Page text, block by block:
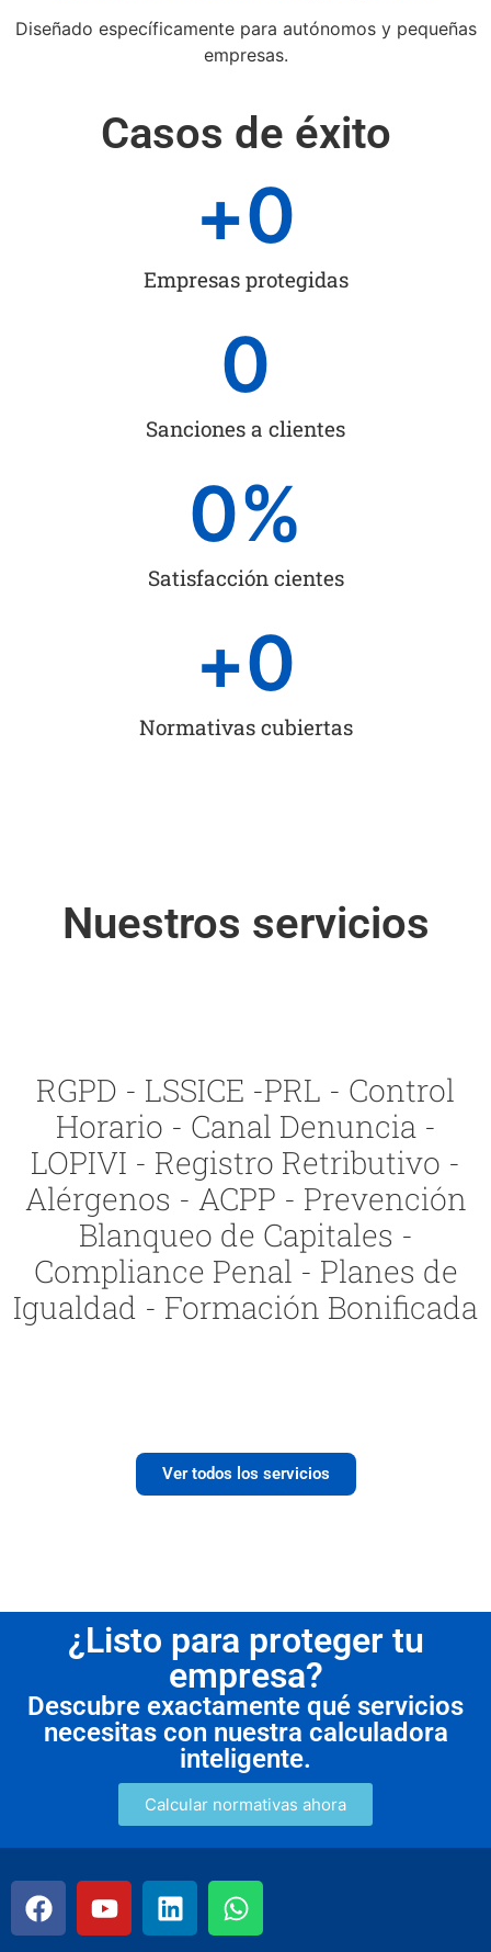
Diseñado específicamente para autónomos y pequeñas
empresas.
Casos de éxito
Empresas protegidas
+0
Sanciones a clientes
0
Satisfacción cientes
0%
Normativas cubiertas
+0
Nuestros servicios
RGPD - LSSICE -PRL - Control
Horario - Canal Denuncia -
LOPIVI - Registro Retributivo -
Alérgenos - ACPP - Prevención
Blanqueo de Capitales -
Compliance Penal - Planes de
Igualdad - Formación Bonificada
Ver todos los servicios
¿Listo para proteger tu
empresa?
Descubre exactamente qué servicios
necesitas con nuestra calculadora
inteligente.
Calcular normativas ahora